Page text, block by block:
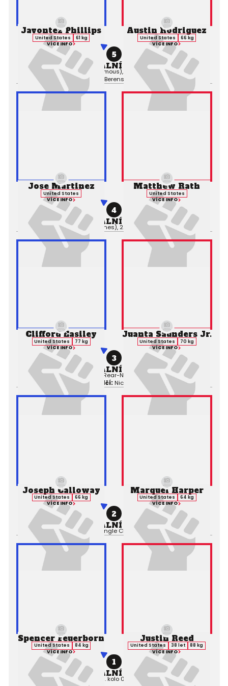
Javontez Phillips
United States
61 kg
VÍCE INFO
5
PROFESIONÁLNÍ ZÁPAS MMA
Výsledek:Decision (Unanimous), 3. kolo 3:00,Rozhodčí: Nick
Berens
Austin Rodriguez
United States
66 kg
VÍCE INFO
Jose Martinez
United States
VÍCE INFO
4
PROFESIONÁLNÍ ZÁPAS MMA
Výsledek:TKO (Punches), 2. kolo 0:00,Rozhodčí:
Matthew Rath
United States
VÍCE INFO
Clifford Easiley
United States
77 kg
VÍCE INFO
3
PROFESIONÁLNÍ ZÁPAS MMA
Výsledek:Submission (Rear-Naked Choke), 2. kolo 0:34,
Rozhodčí:Nick Berens
Juanta Saunders Jr.
United States
70 kg
VÍCE INFO
Joseph Calloway
United States
66 kg
VÍCE INFO
2
PROFESIONÁLNÍ ZÁPAS MMA
Výsledek:Submission (Triangle Choke), 1. kolo 1:29,Rozhodčí:
Marquel Harper
United States
64 kg
VÍCE INFO
Spencer Feuerborn
United States
84 kg
VÍCE INFO
1
PROFESIONÁLNÍ ZÁPAS MMA
Výsledek: TKO (Punches), 1. kolo 0:00,Rozhodčí:Nick Berens
Justin Reed
United States 38 let
88 kg
VÍCE INFO